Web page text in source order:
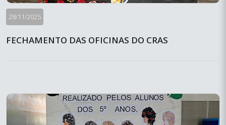
28/11/2025
FECHAMENTO DAS OFICINAS DO CRAS